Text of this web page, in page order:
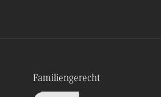
Familiengerecht